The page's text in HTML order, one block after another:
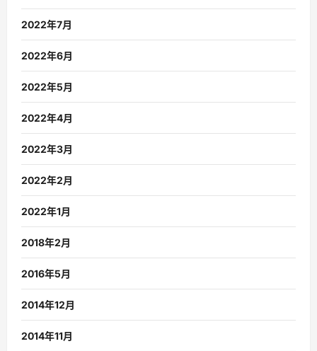
2022年7月
2022年6月
2022年5月
2022年4月
2022年3月
2022年2月
2022年1月
2018年2月
2016年5月
2014年12月
2014年11月